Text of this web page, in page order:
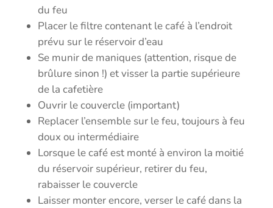
du feu
Placer le filtre contenant le café à l’endroit
prévu sur le réservoir d’eau
Se munir de maniques (attention, risque de
brûlure sinon !) et visser la partie supérieure
de la cafetière
Ouvrir le couvercle (important)
Replacer l’ensemble sur le feu, toujours à feu
doux ou intermédiaire
Lorsque le café est monté à environ la moitié
du réservoir supérieur, retirer du feu,
rabaisser le couvercle
Laisser monter encore, verser le café dans la